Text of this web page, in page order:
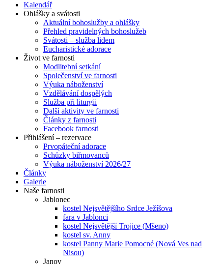
Kalendář
Ohlášky a svátosti
Aktuální bohoslužby a ohlášky
Přehled pravidelných bohoslužeb
Svátosti – služba lidem
Eucharistické adorace
Život ve farnosti
Modlitební setkání
Společenství ve farnosti
Výuka náboženství
Vzdělávání dospělých
Služba při liturgii
Další aktivity ve farnosti
Články z farnosti
Facebook farnosti
Přihlášení – rezervace
Prvopáteční adorace
Schůzky biřmovanců
Výuka náboženství 2026/27
Články
Galerie
Naše farnosti
Jablonec
kostel Nejsvětějšího Srdce Ježíšova
fara v Jablonci
kostel Nejsvětější Trojice (Mšeno)
kostel sv. Anny
kostel Panny Marie Pomocné (Nová Ves nad
Nisou)
Janov